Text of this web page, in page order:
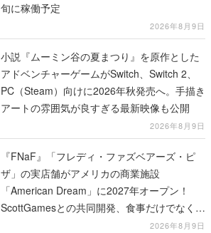
旬に稼働予定
2026年8月9日
小説『ムーミン谷の夏まつり』を原作とした
アドベンチャーゲームがSwitch、Switch 2、
PC（Steam）向けに2026年秋発売へ。手描き
アートの雰囲気が良すぎる最新映像も公開
2026年8月9日
『FNaF』「フレディ・ファズベアーズ・ピ
ザ」の実店舗がアメリカの商業施設
「American Dream」に2027年オープン！
ScottGamesとの共同開発、食事だけでなくス
テージショーや没入型のホラー体験も楽しめ
2026年8月9日